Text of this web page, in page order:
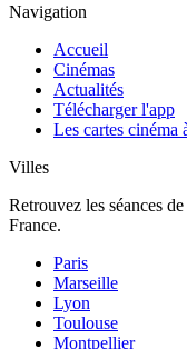
Navigation
Accueil
Cinémas
Actualités
Télécharger l'app
Les cartes cinéma
Villes
Retrouvez les séances
France.
Paris
Marseille
Lyon
Toulouse
Montpellier